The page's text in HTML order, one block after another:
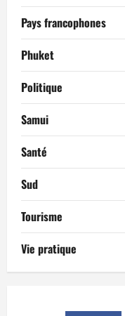
Pays francophones
Phuket
Politique
Samui
Santé
Sud
Tourisme
Vie pratique